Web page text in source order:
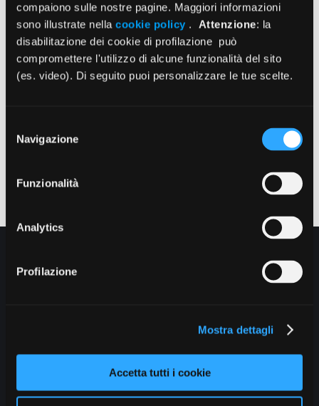
compaiono sulle nostre pagine. Maggiori informazioni
sono illustrate nella cookie policy . Attenzione: la
disabilitazione dei cookie di profilazione può
compromettere l'utilizzo di alcune funzionalità del sito
(es. video). Di seguito puoi personalizzare le tue scelte.
delNavigazione
Funzionalità
Analytics
Profilazione
Mostra dettagli
Accetta tutti i cookie
Chi siamo